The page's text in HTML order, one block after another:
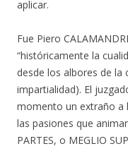
aplicar.
Fue Piero
“históricamente la
desde los albores de la
impartialidad). El
momento un extraño a
las pasiones que
PARTES, o MEGLIO